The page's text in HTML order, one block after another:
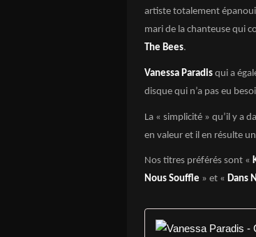
artiste totalement
mari de la chanteuse qui
The Bees.
Vanessa Paradis qui a
disque qui n’a pas eu
La « simplicité » qu’il y a
en valeur et il en résulte
Nos titres préférés sont «
Nous Souffle » et « Dans